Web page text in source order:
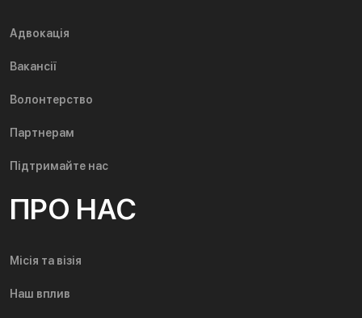
Адвокація
Вакансії
Волонтерство
Партнерам
Підтримайте нас
ПРО НАС
Місія та візія
Наш вплив